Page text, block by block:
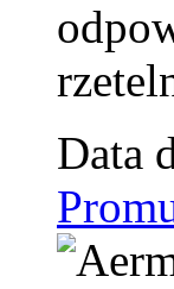
Data